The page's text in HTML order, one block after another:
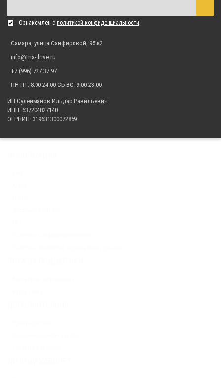
Защита днища цельная для квадроцикла Yamaha Grizzly 700 2015-
27 930.00 р.
Защита днища для квадроцикла Yamaha Grizzly 700 2015- (ALFeco)
27 930.00 р.
Ознакомлен с политикой конфиденциальности
Самара, улица Санфировой, 95 к2
info@tria-drive.ru
+7 (996) 727 37 97
ПН-ПТ: 8:00-24:00 СБ-ВС: 9:00-23:00
ИП Сулейманов Ильдар Равильевич
ИНН: 637204827140
ОГРНИП: 319631300072859